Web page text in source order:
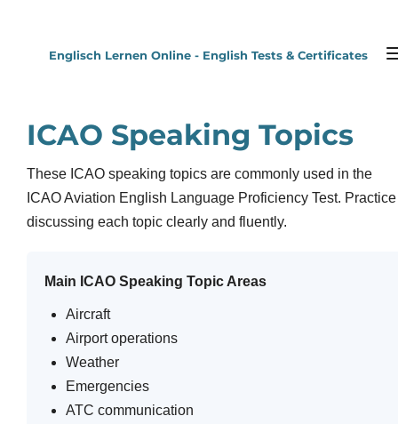
Englisch Lernen Online - English Tests & Certificates
ICAO Speaking Topics
These ICAO speaking topics are commonly used in the
ICAO Aviation English Language Proficiency Test. Practice
discussing each topic clearly and fluently.
Main ICAO Speaking Topic Areas
Aircraft
Airport operations
Weather
Emergencies
ATC communication